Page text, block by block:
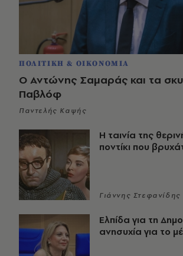
ΠΟΛΙΤΙΚΗ & ΟΙΚΟΝΟΜΙΑ
Ο Αντώνης Σαμαράς και τα
Παβλόφ
Παντελής Καψής
Η ταινία της
ποντίκι που
Γιάννης Στεφανίδης
Ελπίδα για τη
ανησυχία για το